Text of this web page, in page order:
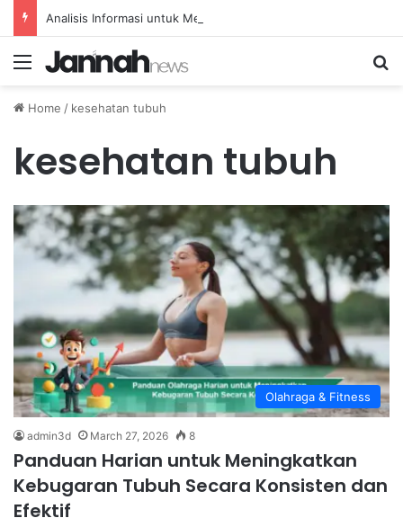
Menu
Home / kesehatan tubuh
kesehatan tubuh
Olahraga & Fitness
admin3d March 27, 2026 8
Panduan Harian untuk Meningkatkan
Kebugaran Tubuh Secara Konsisten dan
Efektif